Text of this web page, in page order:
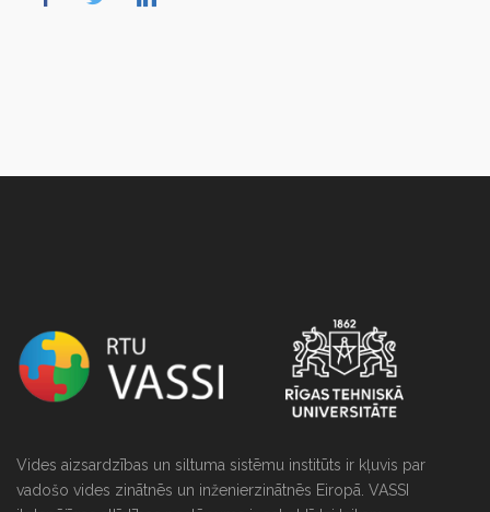
Vides aizsardzības un siltuma sistēmu institūts ir kļuvis par
vadošo vides zinātnēs un inženierzinātnēs Eiropā. VASSI